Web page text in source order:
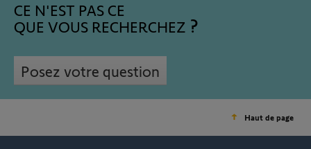
CE N'EST PAS CE
QUE VOUS RECHERCHEZ
Posez votre question
Haut de page